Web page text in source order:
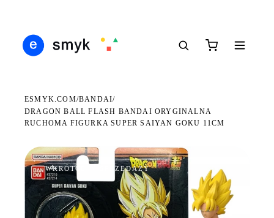
ESMYK.COM/BANDAI/
DRAGON BALL FLASH BANDAI ORYGINALNA
RUCHOMA FIGURKA SUPER SAIYAN GOKU 11CM
WKRÓTCE W SPRZEDAŻY